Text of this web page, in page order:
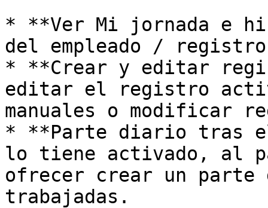
* **Ver Mi jornada e
del empleado /
* **Crear y editar
editar el registro
manuales o modificar
* **Parte diario tras
lo tiene activado, al
ofrecer crear un
trabajadas.